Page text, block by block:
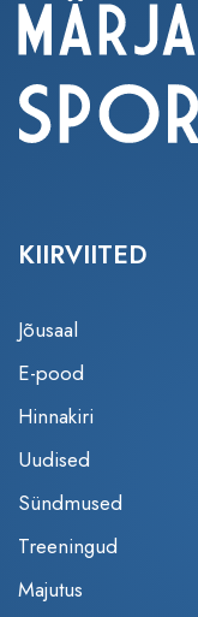
KIIRVIITED
Jõusaal
E-pood
Hinnakiri
Uudised
Sündmused
Treeningud
Majutus